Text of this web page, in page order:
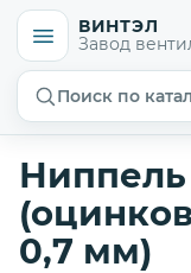
ВИНТЭЛ
Завод
Поиск по
Ниппель
0,7 мм)